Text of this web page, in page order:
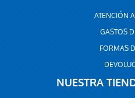
ATENCIÓN
GASTOS
FORMAS
NUESTRA